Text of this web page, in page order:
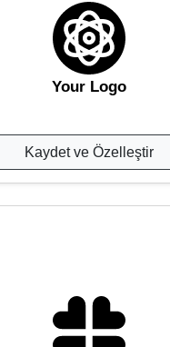
Your Logo
Kaydet ve Özelleştir